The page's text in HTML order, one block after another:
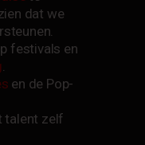
dat we
festivals en
en de Pop-
talent zelf